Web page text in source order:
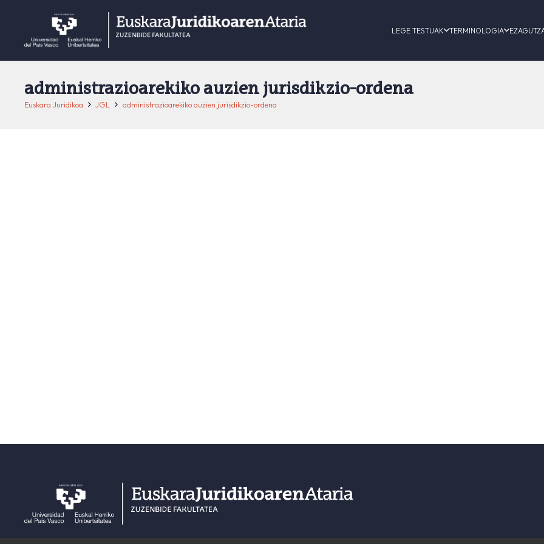
LEGE TESTUAK TERMINOLOGIA
administrazioarekiko auzien jurisdikzio-ordena
Euskara Juridikoa JGL administrazioarekiko auzien jurisdikzio-ordena